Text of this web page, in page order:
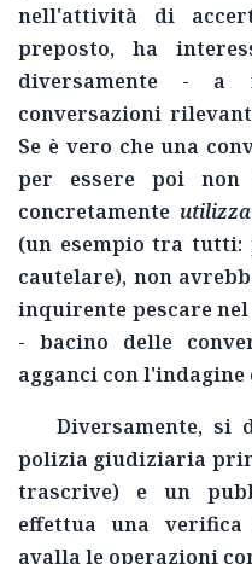
nell'attività di
preposto, ha
diversamente - a
conversazioni
Se è vero che una
per essere poi non
concretamente
(un esempio tra
cautelare), non
inquirente pescare
- bacino delle
agganci con l'indagine
Diversamente, si
polizia giudiziaria
trascrive) e un
effettua una
avalla le operazioni